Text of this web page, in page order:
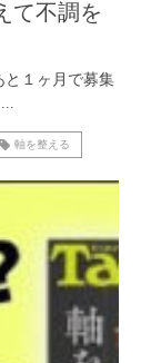
て不調を
と１ヶ月で募集
軸を整える